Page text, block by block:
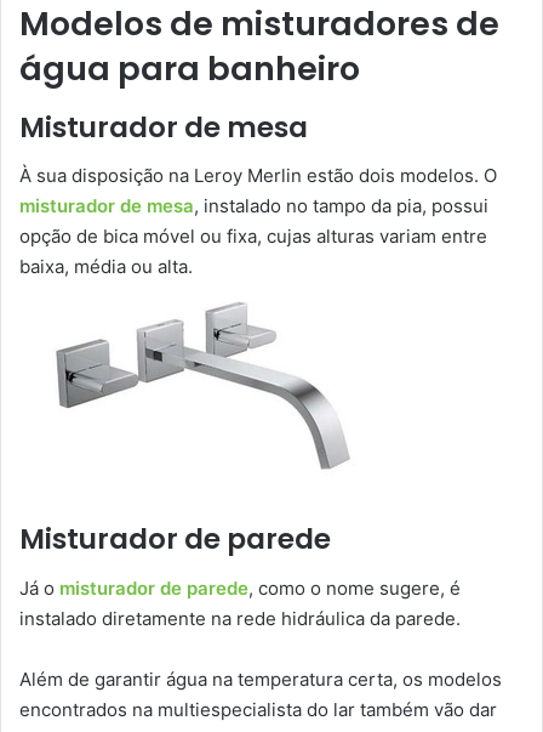
Modelos de misturadores de
água para banheiro
Misturador de mesa
À sua disposição na Leroy Merlin estão dois modelos. O
misturador de mesa, instalado no tampo da pia, possui
opção de bica móvel ou fixa, cujas alturas variam entre
baixa, média ou alta.
Misturador de parede
Já o misturador de parede, como o nome sugere, é
instalado diretamente na rede hidráulica da parede.
Além de garantir água na temperatura certa, os modelos
encontrados na multiespecialista do lar também vão dar